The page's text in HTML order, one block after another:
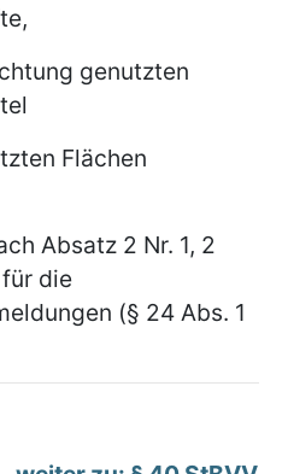
genutzten
Flächen
Absatz 2 Nr. 1, 2
die
(§ 24 Abs. 1